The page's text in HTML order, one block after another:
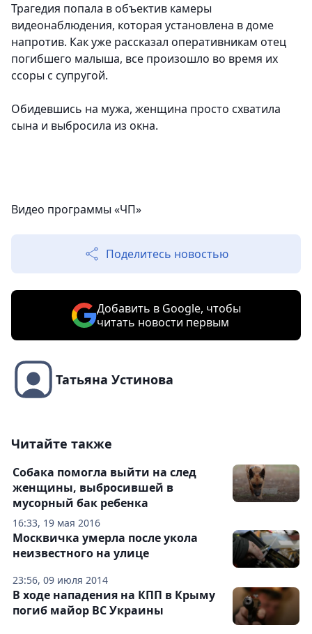
Трагедия попала в объектив камеры
видеонаблюдения, которая установлена в доме
напротив. Как уже рассказал оперативникам отец
погибшего малыша, все произошло во время их
ссоры с супругой.
Обидевшись на мужа, женщина просто схватила
сына и выбросила из окна.
Видео программы «ЧП»
Поделитесь новостью
Добавить в Google, чтобы
читать новости первым
Татьяна Устинова
Читайте также
16:33, 19 мая 2016
Собака помогла выйти на след
женщины, выбросившей в
мусорный бак ребенка
23:56, 09 июля 2014
Москвичка умерла после укола
неизвестного на улице
В ходе нападения на КПП в Крыму
погиб майор ВС Украины